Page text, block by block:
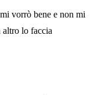
vorrò bene e non mi
altro lo faccia